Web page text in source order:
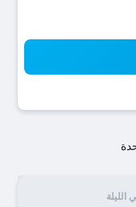
الليلة